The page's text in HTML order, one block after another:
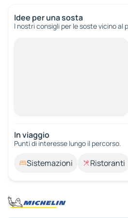
Idee per una sosta
I nostri consigli per le soste vicino al
In viaggio
Punti di interesse lungo il percorso.
Sistemazioni Ristoranti